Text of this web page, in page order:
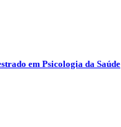
em Psicologia da Saúde